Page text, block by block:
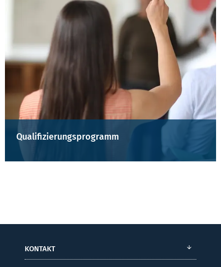
Qualifizierungsprogramm
KONTAKT